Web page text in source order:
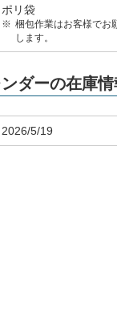
ポリ袋
梱包作業はお客様でお
します。
ンダーの在庫情
2026/5/19